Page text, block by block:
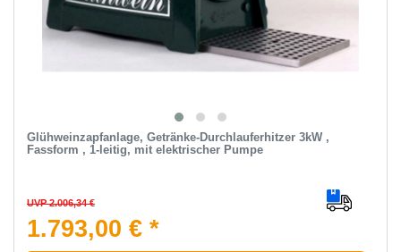
Glühweinzapfanlage, Getränke-Durchlauferhitzer 3kW ,
Fassform , 1-leitig, mit elektrischer Pumpe
UVP 2.006,34 €
1.793,00 € *